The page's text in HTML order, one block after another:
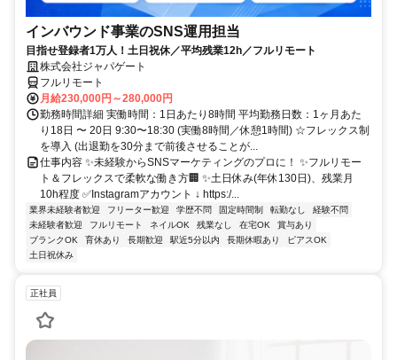
インバウンド事業のSNS運用担当
目指せ登録者1万人！土日祝休／平均残業12h／フルリモート
株式会社ジャパゲート
フルリモート
月給230,000円～280,000円
勤務時間詳細 実働時間：1日あたり8時間 平均勤務日数：1ヶ月あた
り18日 〜 20日 9:30〜18:30 (実働8時間／休憩1時間) ☆フレックス制
を導入 (出退勤を30分まで前後させることが...
仕事内容 ✨未経験からSNSマーケティングのプロに！ ✨フルリモー
ト＆フレックスで柔軟な働き方🏢 ✨土日休み(年休130日)、残業月
10h程度 ✅Instagramアカウント ↓ https:/...
業界未経験者歓迎 フリーター歓迎 学歴不問 固定時間制 転勤なし
経験不問
未経験者歓迎
フルリモート ネイルOK 残業なし 在宅OK
賞与あり
ブランクOK
育休あり 長期歓迎 駅近5分以内 長期休暇あり
ピアスOK
土日祝休み
正社員